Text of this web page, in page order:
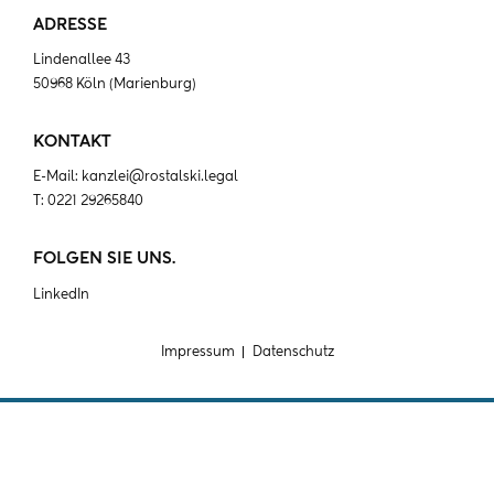
ADRESSE
Lindenallee 43
50968 Köln (Marienburg)
KONTAKT
E-Mail: kanzlei@rostalski.legal
T: 0221 29265840
FOLGEN SIE UNS.
LinkedIn
Impressum Datenschutz